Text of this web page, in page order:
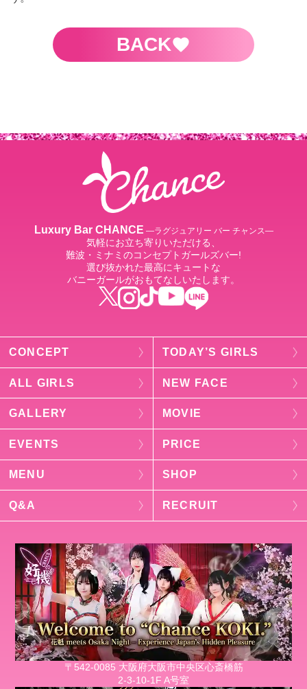
BACK
Luxury Bar CHANCE ―ラグジュアリー バー チャンス―
気軽にお立ち寄りいただける、
難波・ミナミのコンセプトガールズバー!
選び抜かれた最高にキュートな
バニーガールがおもてなしいたします。
CONCEPT TODAY’S GIRLS
ALL GIRLS NEW FACE
GALLERY MOVIE
EVENTS PRICE
MENU SHOP
Q&A RECRUIT
〒542-0085 大阪府大阪市中央区心斎橋筋
2-3-10-1F A号室